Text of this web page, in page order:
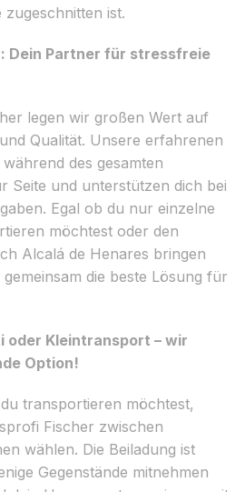
ist.
Dein Partner für stressfreie
legen wir großen Wert auf
Qualität. Unsere erfahrenen
des gesamten
Seite und unterstützen dich bei
Egal ob du nur einzelne
möchtest oder den
Alcalá de Henares bringen
die beste Lösung für
oder Kleintransport – wir
Option!
transportieren möchtest,
Fischer zwischen
wählen. Die Beiladung ist
Gegenstände mitnehmen